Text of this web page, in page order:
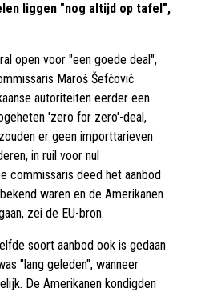
liggen "nog altijd op tafel",
open voor "een goede deal",
Maroš Šefčovič
autoriteiten eerder een
'zero for zero'-deal,
er geen importtarieven
in ruil voor nul
commissaris deed het aanbod
waren en de Amerikanen
zei de EU-bron.
soort aanbod ook is gedaan
"lang geleden", wanneer
De Amerikanen kondigden